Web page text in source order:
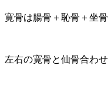
寛骨は腸骨＋恥骨＋坐
左右の寛骨と仙骨合わ